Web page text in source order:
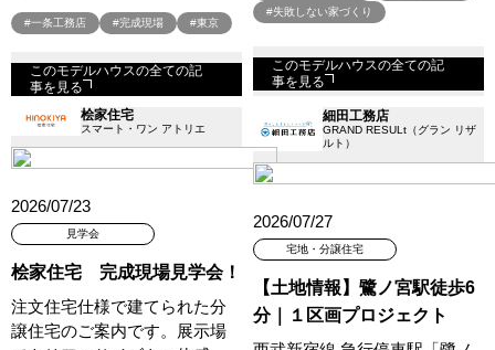
#一条工務店 #完成現場 #東京
このモデルハウスの全ての記
事を見る
#失敗しない家づくり
このモデルハウスの全ての記
事を見る
桧家住宅
スマート・ワン アトリエ
2026/07/23
見学会
桧家住宅 完成現場見学会！
注文住宅仕様で建てられた分
譲住宅のご案内です。展示場
細田工務店
GRAND RESULt（グラン リザ
ルト）
2026/07/27
宅地・分譲住宅
【土地情報】鷺ノ宮駅徒歩6
分｜１区画プロジェクト